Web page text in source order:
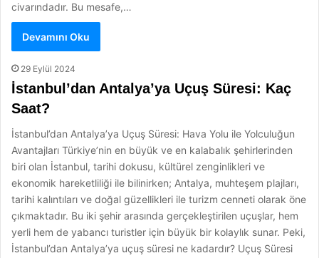
civarındadır. Bu mesafe,…
Devamını Oku
29 Eylül 2024
İstanbul’dan Antalya’ya Uçuş Süresi: Kaç
Saat?
İstanbul’dan Antalya’ya Uçuş Süresi: Hava Yolu ile Yolculuğun
Avantajları Türkiye’nin en büyük ve en kalabalık şehirlerinden
biri olan İstanbul, tarihi dokusu, kültürel zenginlikleri ve
ekonomik hareketliliği ile bilinirken; Antalya, muhteşem plajları,
tarihi kalıntıları ve doğal güzellikleri ile turizm cenneti olarak öne
çıkmaktadır. Bu iki şehir arasında gerçekleştirilen uçuşlar, hem
yerli hem de yabancı turistler için büyük bir kolaylık sunar. Peki,
İstanbul’dan Antalya’ya uçuş süresi ne kadardır? Uçuş Süresi